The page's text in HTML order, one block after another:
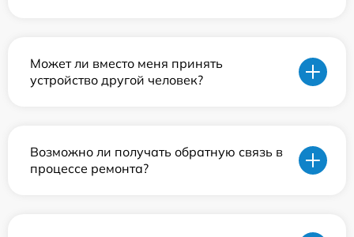
Может ли вместо меня принять
устройство другой человек?
Возможно ли получать обратную связь в
процессе ремонта?